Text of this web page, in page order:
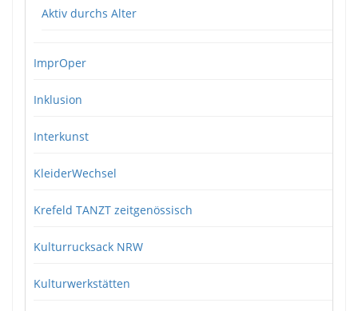
Aktiv durchs Alter
ImprOper
Inklusion
Interkunst
KleiderWechsel
Krefeld TANZT zeitgenössisch
Kulturrucksack NRW
Kulturwerkstätten